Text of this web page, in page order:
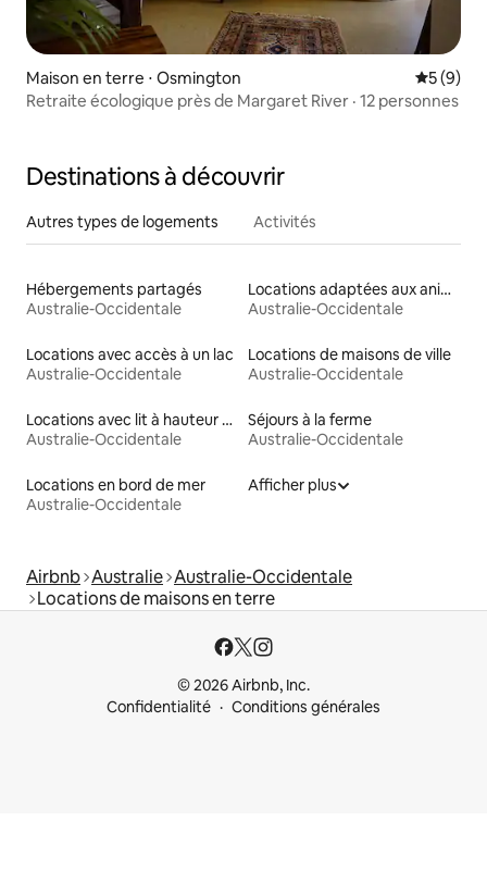
Maison en terre ⋅ Osmington
5 (9)
Retraite écologique près de Margaret River · 12 personnes
Destinations à découvrir
Autres types de logements Activités
Hébergements partagés
Australie-Occidentale
Locations adaptées aux animaux
Australie-Occidentale
Locations avec accès à un lac
Australie-Occidentale
Locations de maisons de ville
Australie-Occidentale
Locations avec lit à hauteur adaptée
Australie-Occidentale
Séjours à la ferme
Australie-Occidentale
Locations en bord de mer
Australie-Occidentale
Afficher plus
Airbnb Australie Australie-Occidentale
Locations de maisons en terre
© 2026 Airbnb, Inc.
Confidentialité
Conditions générales